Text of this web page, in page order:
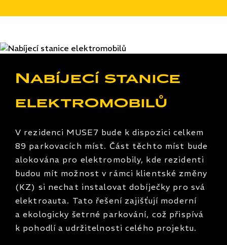
Nabíjecí stanice
elektromobilů
V rezidenci MUSE7 bude k dispozici celkem
89 parkovacích míst. Část těchto míst bude
alokována pro elektromobily, kde rezidenti
budou mít možnost v rámci klientské změny
(KZ) si nechat instalovat dobíječky pro svá
elektroauta. Tato řešení zajišťují moderní
a ekologicky šetrné parkování, což přispívá
k pohodlí a udržitelnosti celého projektu.